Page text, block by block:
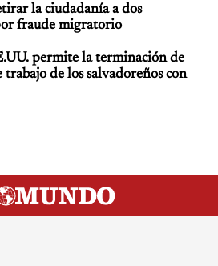
la ciudadanía a dos
fraude migratorio
permite la terminación de
trabajo de los salvadoreños con